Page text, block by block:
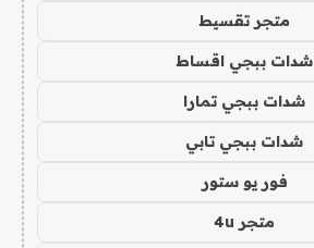
متجر تقسيط
شدات ببجي اقساط
شدات ببجي تمارا
شدات ببجي تابي
فور يو ستور
متجر 4u